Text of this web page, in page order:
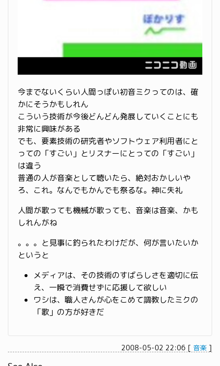
今までないくらい人間っぽい初音ミクってのは、確
かにそうかもしれん
こういう技術が今後どんどん発展していくことにも
非常に興味がある
でも、要素技術の研究者やソフトウェア利用者にと
っての「すごい」とリスナーにとっての「すごい」
は違う
普通の人が音楽として聴いたら、絶対おかしいや
ろ、これ。なんでもかんでも祭るな。神に失礼
人間が歌っても機械が歌っても、音楽は音楽、かも
しれんがね
。。。と見事に釣られたわけだが、何が言いたいか
というと
メディアは、その技術のすばらしさを適切に伝
え、一瞬で消費せずに応援して欲しい
ワシは、職人さんが心をこめて調教したミクの
「歌」の方が好きだ
2008-05-02 22:06 [ 音楽 ]